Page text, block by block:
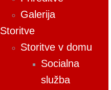
Galerija
Storitve
Storitve v domu
Socialna
služba